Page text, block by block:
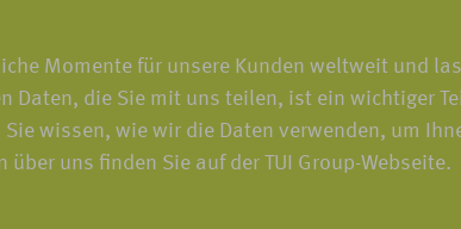
Momente für unsere Kunden weltweit und
die Sie mit uns teilen, ist ein wichtiger
wissen, wie wir die Daten verwenden, um
uns finden Sie auf der TUI Group-Webseite.